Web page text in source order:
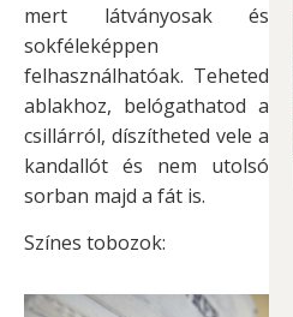
mert látványosak és
sokféleképpen
felhasználhatóak. Teheted
ablakhoz, belógathatod a
csillárról, díszítheted vele a
kandallót és nem utolsó
sorban majd a fát is.
Színes tobozok: